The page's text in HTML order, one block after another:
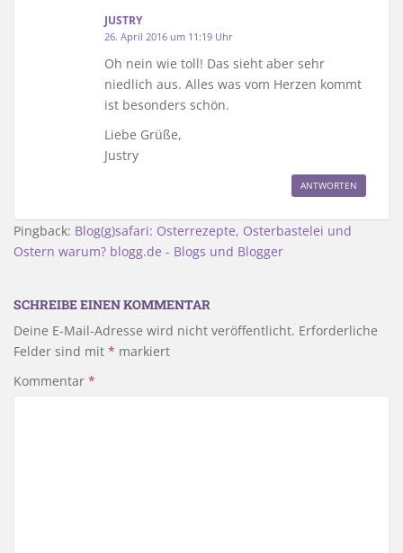
JUSTRY
26. April 2016 um 11:19 Uhr
Oh nein wie toll! Das sieht aber sehr
niedlich aus. Alles was vom Herzen kommt
ist besonders schön.
Liebe Grüße,
Justry
ANTWORTEN
Pingback: Blog(g)safari: Osterrezepte, Osterbastelei und
Ostern warum? blogg.de - Blogs und Blogger
SCHREIBE EINEN KOMMENTAR
Deine E-Mail-Adresse wird nicht veröffentlicht. Erforderliche
Felder sind mit * markiert
Kommentar *